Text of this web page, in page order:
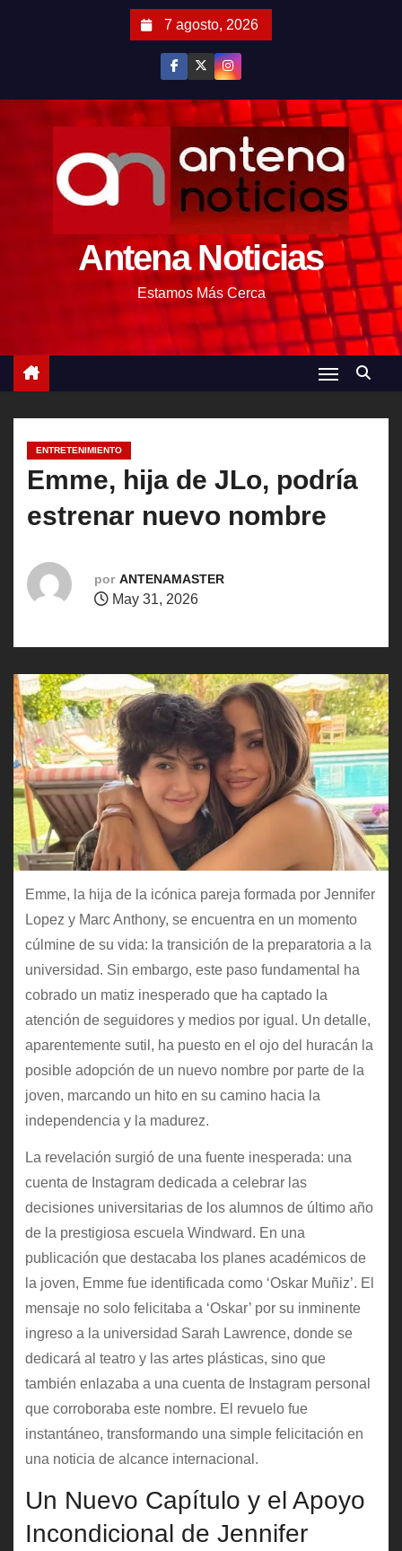
7 agosto, 2026
Antena Noticias
Estamos Más Cerca
ENTRETENIMIENTO
Emme, hija de JLo, podría
estrenar nuevo nombre
por ANTENAMASTER
May 31, 2026
Emme, la hija de la icónica pareja formada por Jennifer
Lopez y Marc Anthony, se encuentra en un momento
cúlmine de su vida: la transición de la preparatoria a la
universidad. Sin embargo, este paso fundamental ha
cobrado un matiz inesperado que ha captado la
atención de seguidores y medios por igual. Un detalle,
aparentemente sutil, ha puesto en el ojo del huracán la
posible adopción de un nuevo nombre por parte de la
joven, marcando un hito en su camino hacia la
independencia y la madurez.
La revelación surgió de una fuente inesperada: una
cuenta de Instagram dedicada a celebrar las
decisiones universitarias de los alumnos de último año
de la prestigiosa escuela Windward. En una
publicación que destacaba los planes académicos de
la joven, Emme fue identificada como ‘Oskar Muñiz’. El
mensaje no solo felicitaba a ‘Oskar’ por su inminente
ingreso a la universidad Sarah Lawrence, donde se
dedicará al teatro y las artes plásticas, sino que
también enlazaba a una cuenta de Instagram personal
que corroboraba este nombre. El revuelo fue
instantáneo, transformando una simple felicitación en
una noticia de alcance internacional.
Un Nuevo Capítulo y el Apoyo
Incondicional de Jennifer